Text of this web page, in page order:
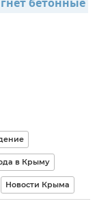
бетонные
в Крыму
Новости Крыма